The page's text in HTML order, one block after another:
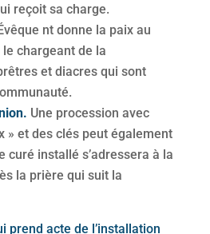
reçoit sa charge.
nt donne la paix au
chargeant de la
et diacres qui sont
Une procession avec
» et des clés peut également
curé installé s’adressera à la
la prière qui suit la
prend acte de l’installation